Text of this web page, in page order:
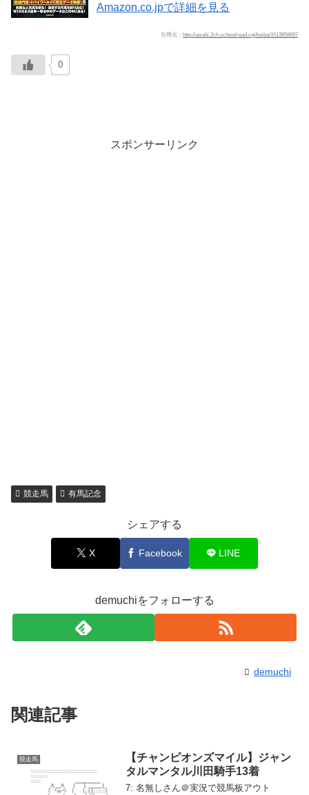
Amazon.co.jpで詳細を見る
引用元： http://awabi.2ch.sc/test/read.cgi/keiba/1513858697
0
スポンサーリンク
競走馬 有馬記念
シェアする
X Facebook LINE
demuchiをフォローする
demuchi
関連記事
競走馬
【チャンピオンズマイル】ジャン
タルマンタル川田騎手13着
7: 名無しさん＠実況で競馬板アウト